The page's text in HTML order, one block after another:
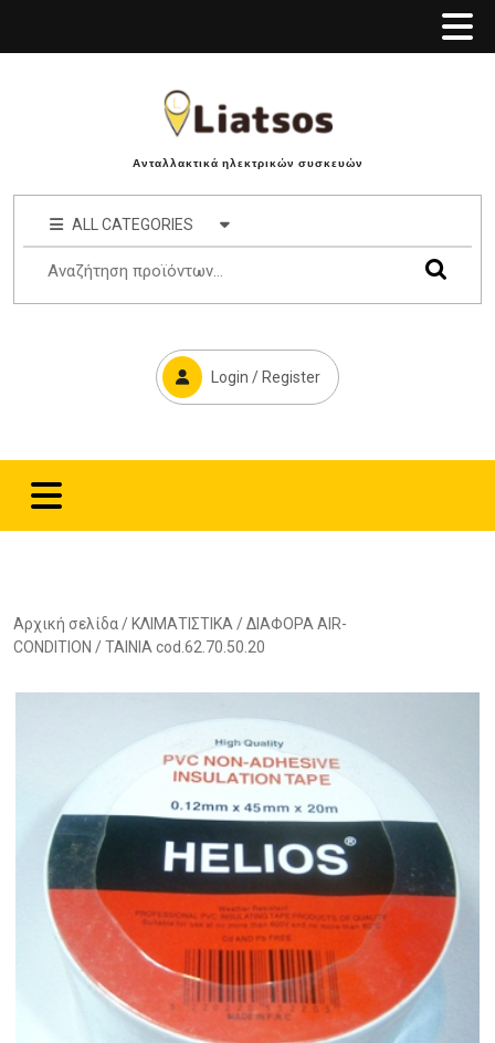
Ανταλλακτικά ηλεκτρικών συσκευών
ALL CATEGORIES
Login / Register
Αρχική σελίδα / ΚΛΙΜΑΤΙΣΤΙΚΑ /ΔΙΑΦΟΡΑ AIR-
CONDITION / ΤΑΙΝΙΑ cod.62.70.50.20